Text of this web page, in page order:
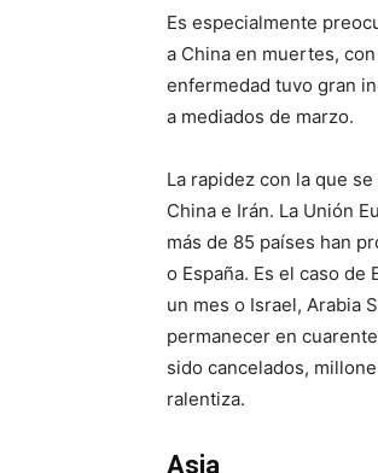
Es especialmente
a China en muertes,
enfermedad tuvo gran
a mediados de marzo.
La rapidez con la que
China e Irán. La Unión
más de 85 países han
o España. Es el caso
un mes o Israel, Arabia
permanecer en
sido cancelados,
ralentiza.
Asia